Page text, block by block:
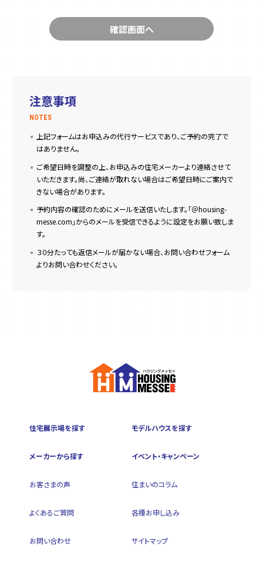
注意事項
NOTES
上記フォームはお申込みの代行サービスであり、ご予約の完了で
はありません。
ご希望日時を調整の上、お申込みの住宅メーカーより連絡させて
いただきます。尚、ご連絡が取れない場合はご希望日時にご案内で
きない場合があります。
予約内容の確認のためにメールを送信いたします。「＠housing-
messe.com」からのメールを受信できるように設定をお願い致しま
す。
３０分たっても返信メールが届かない場合、お問い合わせフォーム
よりお問い合わせください。
住宅展示場を探す モデルハウスを探す
メーカーから探す イベント・キャンペーン
お客さまの声 住まいのコラム
よくあるご質問 各種お申し込み
お問い合わせ サイトマップ